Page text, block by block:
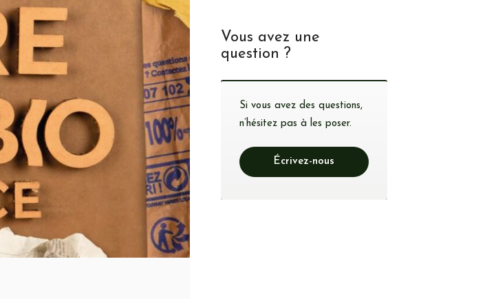
Vous avez une
question ?
Si vous avez des questions,
n’hésitez pas à les poser.
Écrivez-nous